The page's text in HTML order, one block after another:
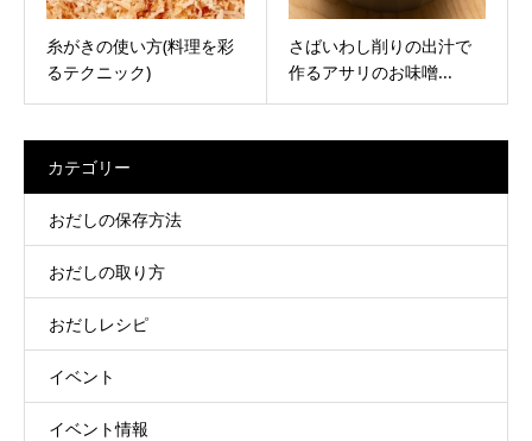
糸がきの使い方(料理を彩
るテクニック)
さばいわし削りの出汁で
作るアサリのお味噌...
カテゴリー
おだしの保存方法
おだしの取り方
おだしレシピ
イベント
イベント情報